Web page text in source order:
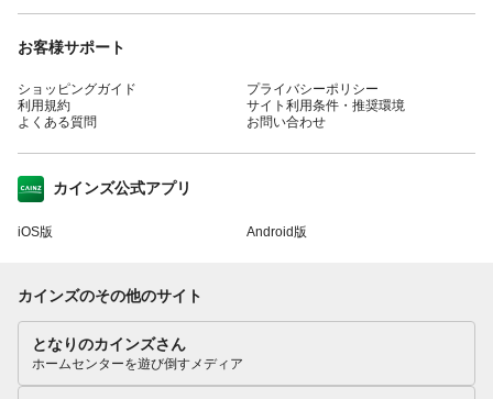
お客様サポート
ショッピングガイド
利用規約
よくある質問
プライバシーポリシー
サイト利用条件・推奨環境
お問い合わせ
カインズ公式アプリ
iOS版 Android版
カインズのその他のサイト
となりのカインズさん
ホームセンターを遊び倒すメディア